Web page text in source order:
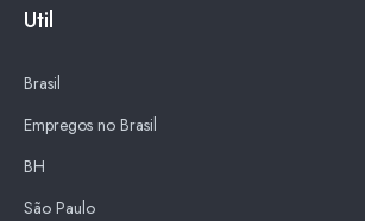
Util
Brasil
Empregos no Brasil
BH
São Paulo